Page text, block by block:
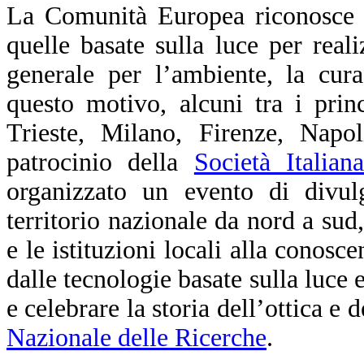
La Comunità Europea
quelle basate sulla luce per
generale per l’ambiente, la
questo motivo, alcuni tra i
Trieste, Milano, Firenze,
patrocinio della Società
organizzato un evento di
territorio nazionale da nord a
e le istituzioni locali alla
dalle tecnologie basate sulla
e celebrare la storia dell’ottica e
Nazionale delle Ricerche.